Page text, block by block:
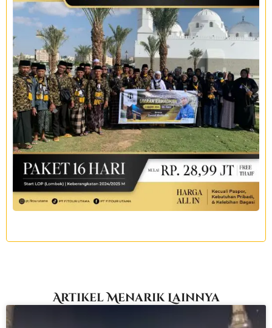
Artikel Menarik Lainnya